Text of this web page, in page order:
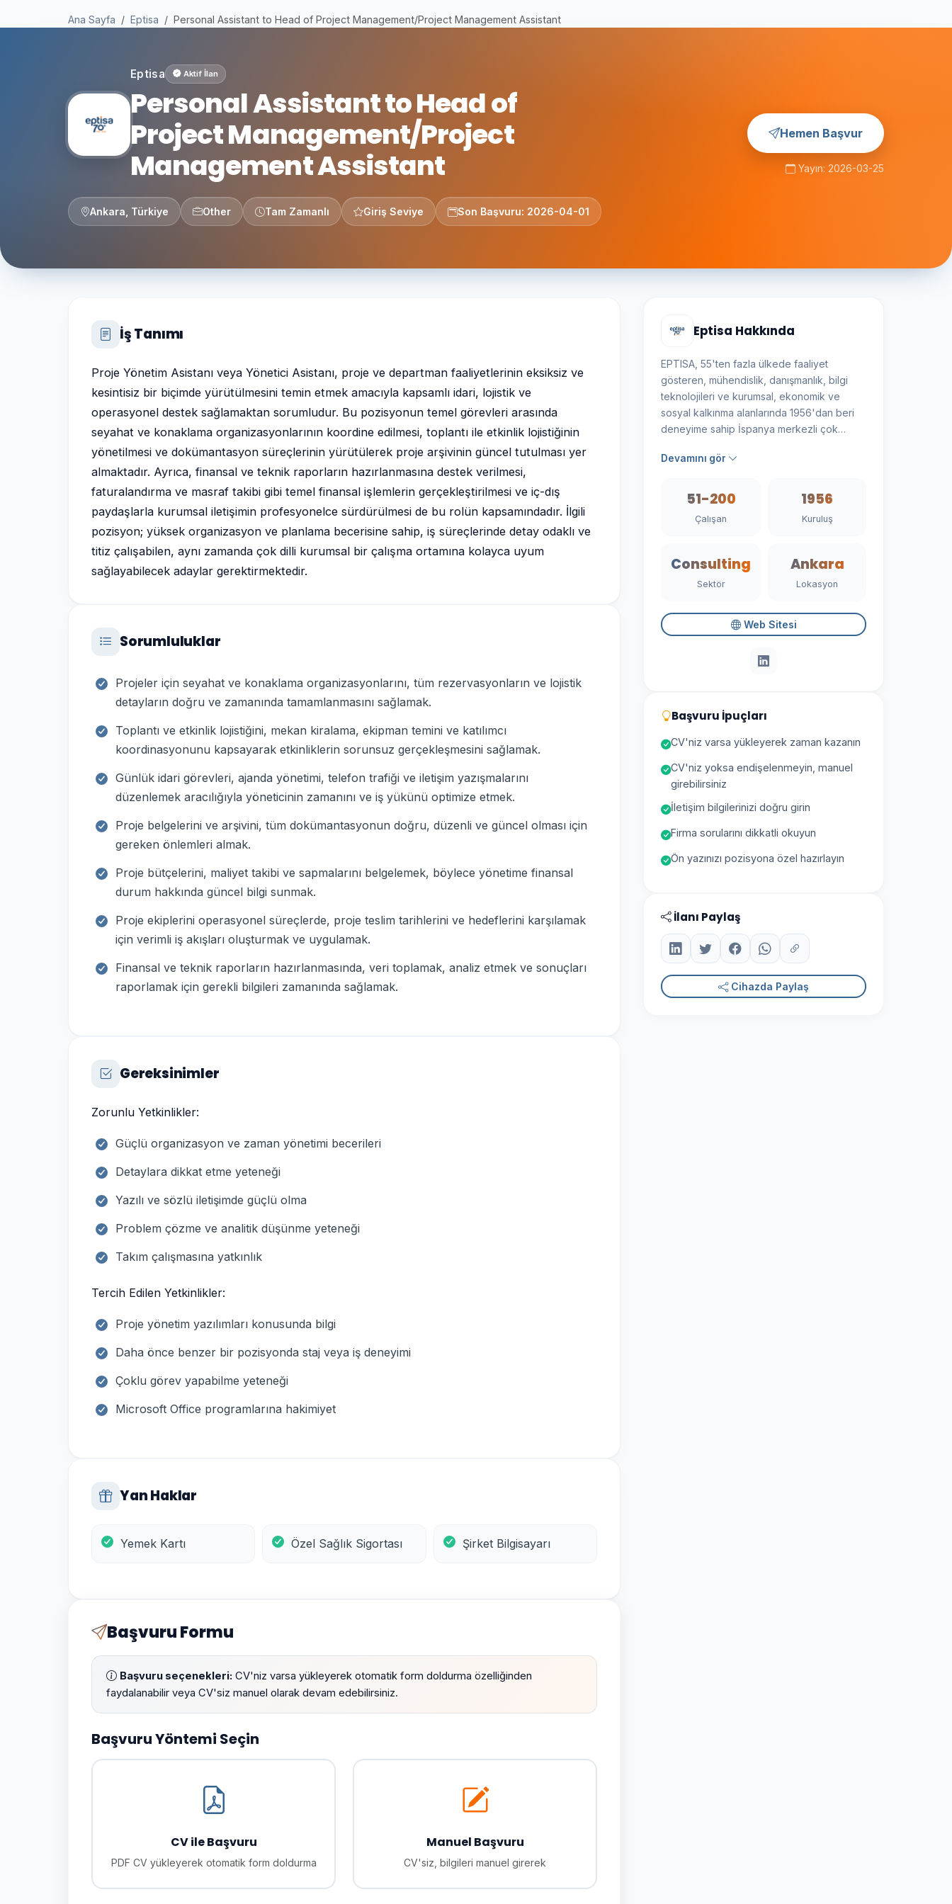
Ana Sayfa Eptisa Personal Assistant to Head of Project Management/Project Management Assistant
Eptisa Aktif İlan
Personal Assistant to Head of
Project Management/Project
Management Assistant
Ankara, Türkiye Other Tam Zamanlı Giriş Seviye Son Başvuru: 2026-04-01
Hemen Başvur
Yayın: 2026-03-25
İş Tanımı
Proje Yönetim Asistanı veya Yönetici Asistanı, proje ve departman faaliyetlerinin eksiksiz ve
kesintisiz bir biçimde yürütülmesini temin etmek amacıyla kapsamlı idari, lojistik ve
operasyonel destek sağlamaktan sorumludur. Bu pozisyonun temel görevleri arasında
seyahat ve konaklama organizasyonlarının koordine edilmesi, toplantı ile etkinlik lojistiğinin
yönetilmesi ve dokümantasyon süreçlerinin yürütülerek proje arşivinin güncel tutulması yer
almaktadır. Ayrıca, finansal ve teknik raporların hazırlanmasına destek verilmesi,
faturalandırma ve masraf takibi gibi temel finansal işlemlerin gerçekleştirilmesi ve iç-dış
paydaşlarla kurumsal iletişimin profesyonelce sürdürülmesi de bu rolün kapsamındadır. İlgili
pozisyon; yüksek organizasyon ve planlama becerisine sahip, iş süreçlerinde detay odaklı ve
titiz çalışabilen, aynı zamanda çok dilli kurumsal bir çalışma ortamına kolayca uyum
sağlayabilecek adaylar gerektirmektedir.
Sorumluluklar
Projeler için seyahat ve konaklama organizasyonlarını, tüm rezervasyonların ve lojistik
detayların doğru ve zamanında tamamlanmasını sağlamak.
Toplantı ve etkinlik lojistiğini, mekan kiralama, ekipman temini ve katılımcı
koordinasyonunu kapsayarak etkinliklerin sorunsuz gerçekleşmesini sağlamak.
Günlük idari görevleri, ajanda yönetimi, telefon trafiği ve iletişim yazışmalarını
düzenlemek aracılığıyla yöneticinin zamanını ve iş yükünü optimize etmek.
Proje belgelerini ve arşivini, tüm dokümantasyonun doğru, düzenli ve güncel olması için
gereken önlemleri almak.
Proje bütçelerini, maliyet takibi ve sapmalarını belgelemek, böylece yönetime finansal
durum hakkında güncel bilgi sunmak.
Proje ekiplerini operasyonel süreçlerde, proje teslim tarihlerini ve hedeflerini karşılamak
için verimli iş akışları oluşturmak ve uygulamak.
Finansal ve teknik raporların hazırlanmasında, veri toplamak, analiz etmek ve sonuçları
raporlamak için gerekli bilgileri zamanında sağlamak.
Gereksinimler
Zorunlu Yetkinlikler:
Güçlü organizasyon ve zaman yönetimi becerileri
Detaylara dikkat etme yeteneği
Yazılı ve sözlü iletişimde güçlü olma
Problem çözme ve analitik düşünme yeteneği
Takım çalışmasına yatkınlık
Tercih Edilen Yetkinlikler:
Proje yönetim yazılımları konusunda bilgi
Daha önce benzer bir pozisyonda staj veya iş deneyimi
Çoklu görev yapabilme yeteneği
Microsoft Office programlarına hakimiyet
Yan Haklar
Yemek Kartı Özel Sağlık Sigortası Şirket Bilgisayarı
Başvuru Formu
Başvuru seçenekleri: CV'niz varsa yükleyerek otomatik form doldurma özelliğinden
faydalanabilir veya CV'siz manuel olarak devam edebilirsiniz.
Başvuru Yöntemi Seçin
CV ile Başvuru
PDF CV yükleyerek otomatik form doldurma
Manuel Başvuru
CV'siz, bilgileri manuel girerek
Eptisa Hakkında
EPTISA, 55'ten fazla ülkede faaliyet
gösteren, mühendislik, danışmanlık, bilgi
teknolojileri ve kurumsal, ekonomik ve
sosyal kalkınma alanlarında 1956'dan beri
deneyime sahip İspanya merkezli çok
olduğu gibi, özellikle Türkiye ve
alanlarda yoğunlaştırmıştır.
Devamını gör
51-200
Çalışan
1956
Kuruluş
Consulting
Sektör
Ankara
Lokasyon
Web Sitesi
Başvuru İpuçları
CV'niz varsa yükleyerek zaman kazanın
CV'niz yoksa endişelenmeyin, manuel
girebilirsiniz
İletişim bilgilerinizi doğru girin
Firma sorularını dikkatli okuyun
Ön yazınızı pozisyona özel hazırlayın
İlanı Paylaş
Cihazda Paylaş